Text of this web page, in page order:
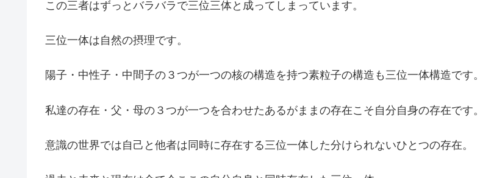
この三者はずっとバラバラで三位三体と成ってしまっています。
三位一体は自然の摂理です。
陽子・中性子・中間子の３つが一つの核の構造を持つ素粒子の構造も三位一体構造です。
私達の存在・父・母の３つが一つを合わせたあるがままの存在こそ自分自身の存在です。
意識の世界では自己と他者は同時に存在する三位一体した分けられないひとつの存在。